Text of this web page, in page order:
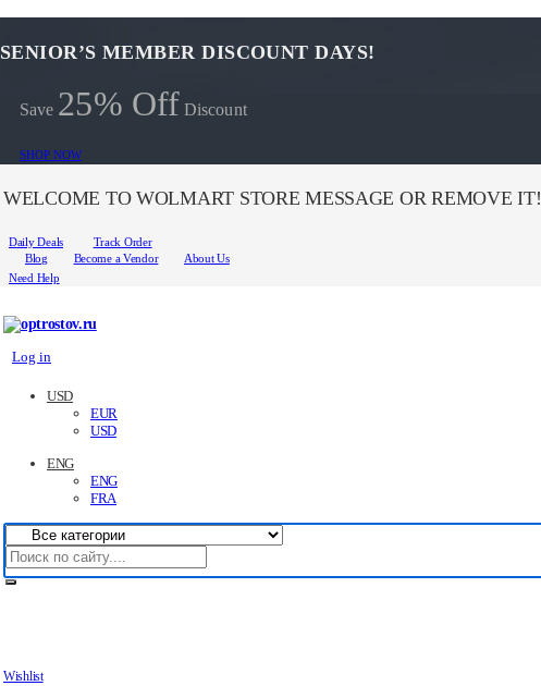
SENIOR’S MEMBER DISCOUNT DAYS!
Save 25% Off Discount
SHOP NOW
WELCOME TO WOLMART STORE MESSAGE OR REMOVE IT!
Daily Deals
Track Order
Blog
Become a Vendor
About Us
Need Help
Log in
USD
EUR
USD
ENG
ENG
FRA
Wishlist